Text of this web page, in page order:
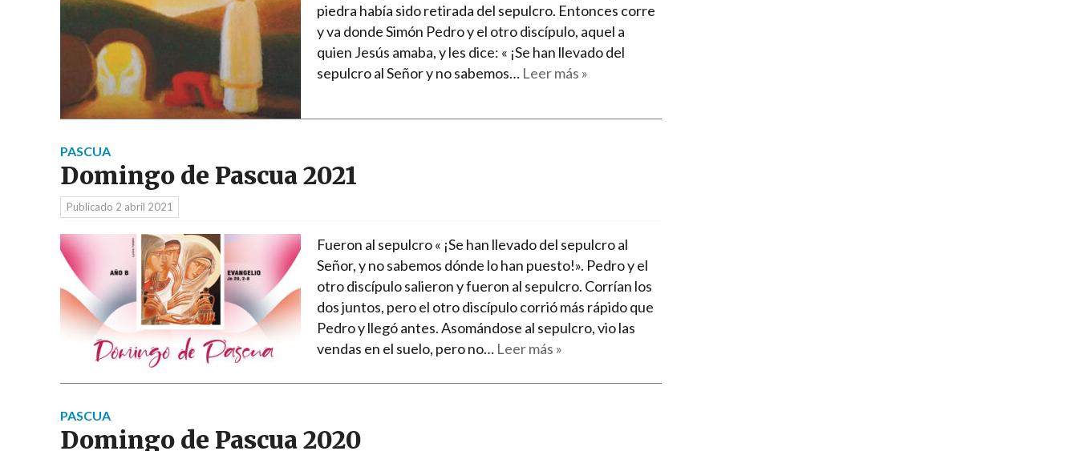
piedra había sido retirada del sepulcro. Entonces corre
y va donde Simón Pedro y el otro discípulo, aquel a
quien Jesús amaba, y les dice: « ¡Se han llevado del
sepulcro al Señor y no sabemos… Leer más »
PASCUA
Domingo de Pascua 2021
Publicado 2 abril 2021
Fueron al sepulcro « ¡Se han llevado del sepulcro al
Señor, y no sabemos dónde lo han puesto!». Pedro y el
otro discípulo salieron y fueron al sepulcro. Corrían los
dos juntos, pero el otro discípulo corrió más rápido que
Pedro y llegó antes. Asomándose al sepulcro, vio las
vendas en el suelo, pero no… Leer más »
PASCUA
Domingo de Pascua 2020